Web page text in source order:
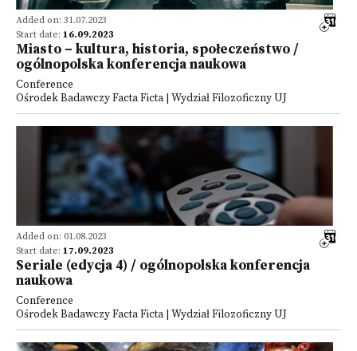
Added on: 31.07.2023
Start date: 16.09.2023
Miasto – kultura, historia, społeczeństwo /
ogólnopolska konferencja naukowa
Conference
Ośrodek Badawczy Facta Ficta | Wydział Filozoficzny UJ
Added on: 01.08.2023
Start date: 17.09.2023
Seriale (edycja 4) / ogólnopolska konferencja
naukowa
Conference
Ośrodek Badawczy Facta Ficta | Wydział Filozoficzny UJ